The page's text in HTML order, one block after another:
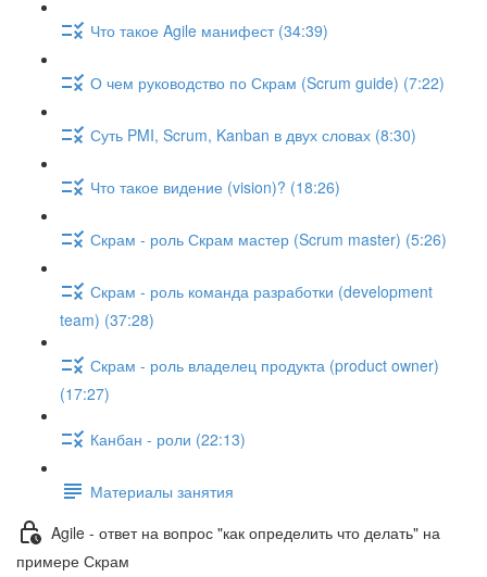
Что такое Agile манифест (34:39)
О чем руководство по Скрам (Scrum guide) (7:22)
Суть PMI, Scrum, Kanban в двух словах (8:30)
Что такое видение (vision)? (18:26)
Скрам - роль Скрам мастер (Scrum master) (5:26)
Скрам - роль команда разработки (development
team) (37:28)
Скрам - роль владелец продукта (product owner)
(17:27)
Канбан - роли (22:13)
Материалы занятия
Agile - ответ на вопрос "как определить что делать" на
примере Скрам